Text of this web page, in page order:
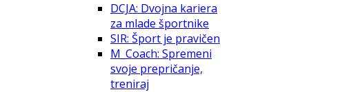
DCJA: Dvojna kariera
za mlade športnike
SIR: Šport je pravičen
M_Coach: Spremeni
svoje prepričanje,
treniraj